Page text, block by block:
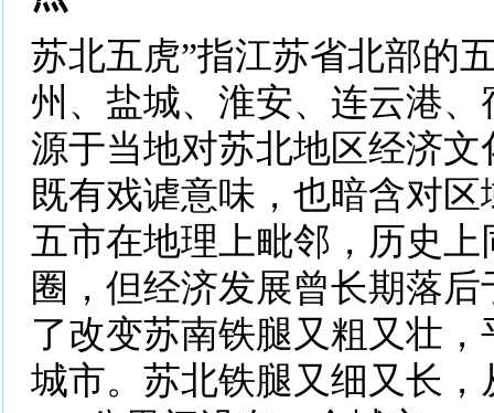
苏北五虎”指江苏省北部的
州、盐城、淮安、连云港
源于当地对苏北地区经济
既有戏谑意味，也暗含对
五市在地理上毗邻，历史上
圈，但经济发展曾长期落
了改变苏南铁腿又粗又壮，
城市。苏北铁腿又细又长